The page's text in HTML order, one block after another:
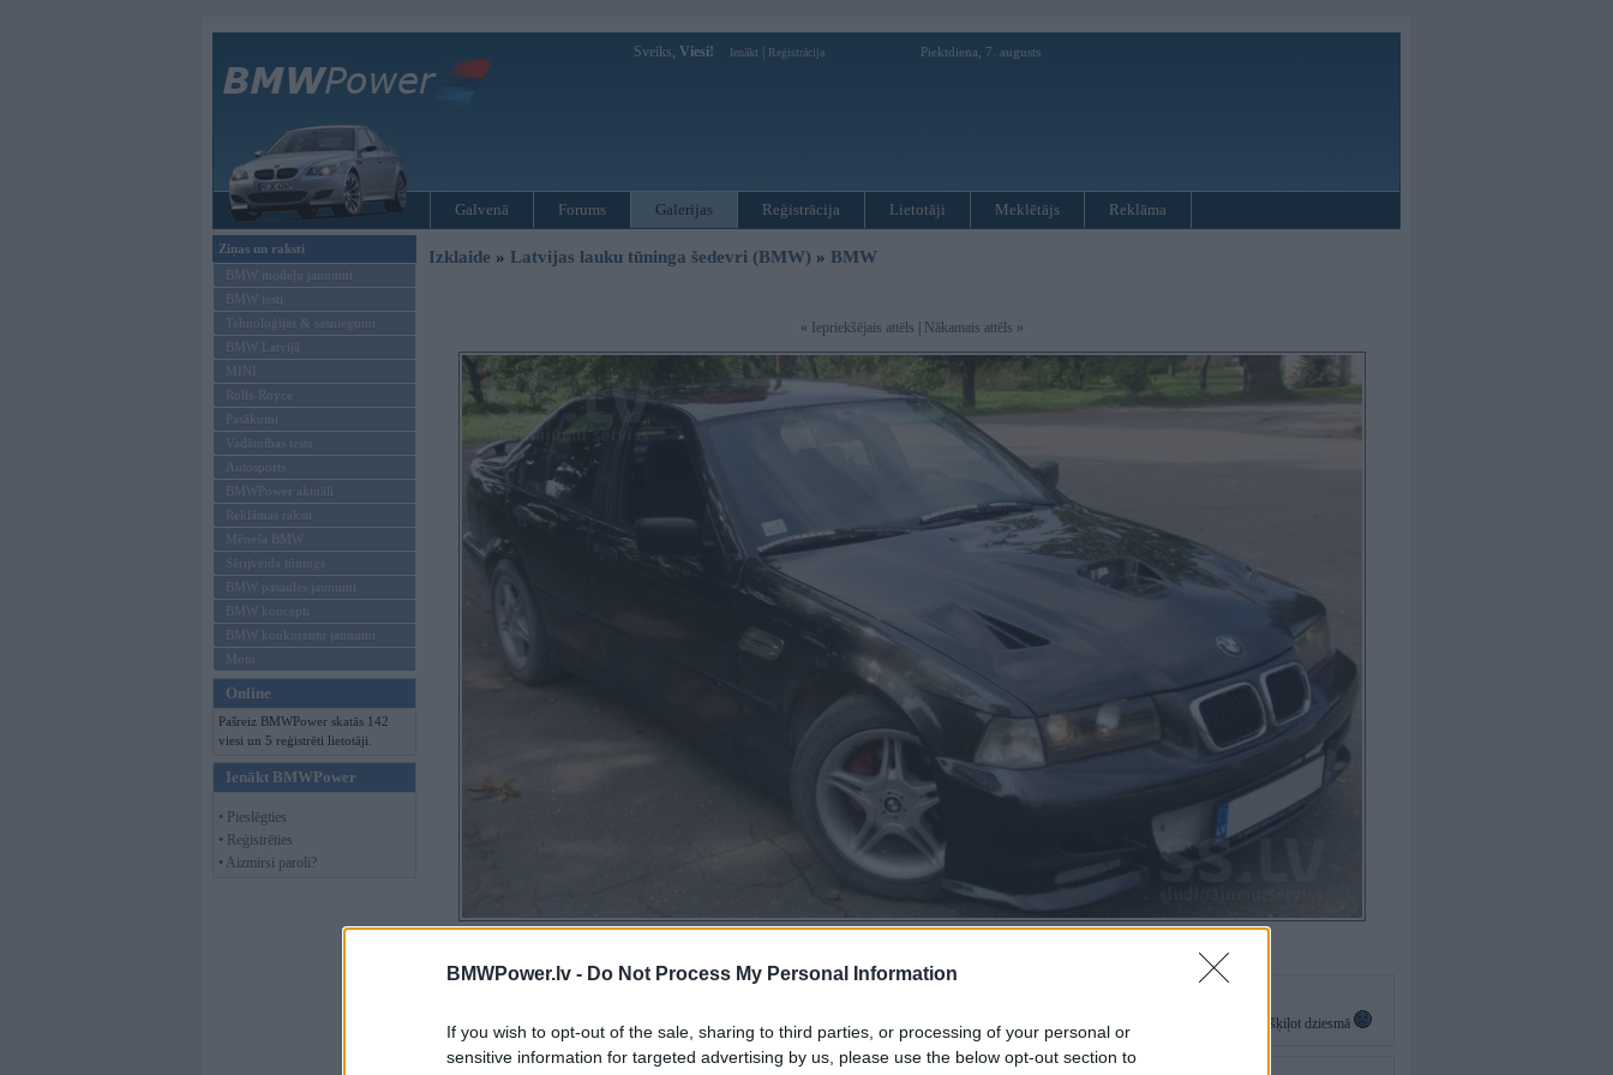
BMWPower.lv - Do Not Process My Personal Information
If you wish to opt-out of the sale, sharing to third parties, or processing of your personal or
sensitive information for targeted advertising by us, please use the below opt-out section to
Sveiks, Viesi! Ienākt Reģistrācija Piektdiena, 7. augusts
Galvenā Forums Galerijas Reģistrācija Lietotāji Meklētājs Reklāma
Ziņas un raksti
BMW modeļu jaunumi
BMW testi
Tehnoloģijas & sasniegumi
BMW Latvijā
MINI
Rolls-Royce
Pasākumi
Vadāmības tests
Autosports
BMWPower aktuāli
Reklāmas raksti
Mēneša BMW
Sērijveida tūnings
BMW pasaules jaunumi
BMW koncepti
BMW konkurentu jaunumi
Moto
Online
Pašreiz BMWPower skatās 142
viesi un 5 reģistrēti lietotāji.
Ienākt BMWPower
• Pieslēgties
• Reģistrēties
• Aizmirsi paroli?
Izklaide » Latvijas lauku tūninga šedevri (BMW) » BMW
« Iepriekšējais attēls Nākamais attēls »
mmmm.... tā jau viss super, tiki žēl kaķēnu mazo, kas pa vakariem sildoties uz kapata iekrīt pa lielajām spraugām un tiek ierauti double turbo no rīta šķiļot dziesmā